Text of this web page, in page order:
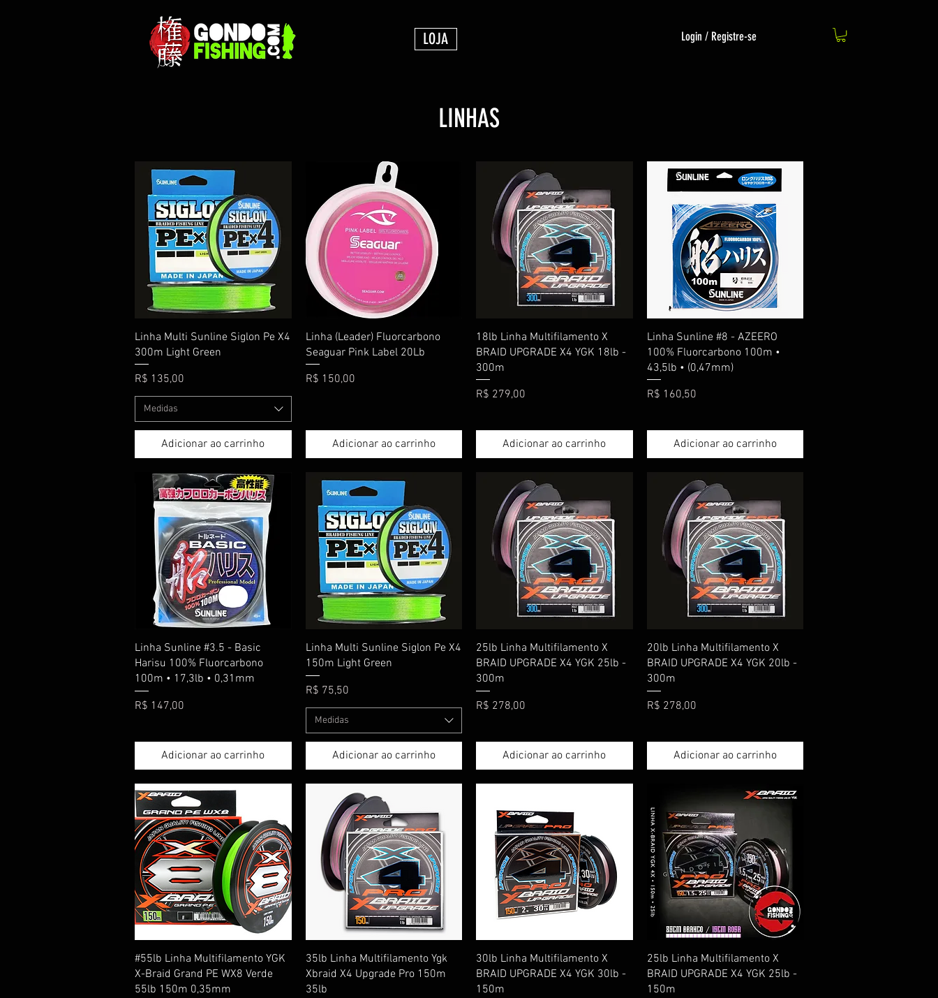
LOJA Login / Registre-se
LINHAS
Visualização rápida
Linha Multi Sunline Siglon Pe X4
300m Light Green
Preço
R$ 135,00
Medidas
Adicionar ao carrinho
Visualização rápida
Linha (Leader) Fluorcarbono
Seaguar Pink Label 20Lb
Preço
R$ 150,00
Adicionar ao carrinho
Visualização rápida
18lb Linha Multifilamento X
BRAID UPGRADE X4 YGK 18lb -
300m
Preço
R$ 279,00
Adicionar ao carrinho
Visualização rápida
Linha Sunline #8 - AZEERO
100% Fluorcarbono 100m •
43,5lb • (0,47mm)
Preço
R$ 160,50
Adicionar ao carrinho
Visualização rápida
Linha Sunline #3.5 - Basic
Harisu 100% Fluorcarbono
100m • 17,3lb • 0,31mm
Preço
R$ 147,00
Adicionar ao carrinho
Visualização rápida
Linha Multi Sunline Siglon Pe X4
150m Light Green
Preço
R$ 75,50
Medidas
Adicionar ao carrinho
Visualização rápida
25lb Linha Multifilamento X
BRAID UPGRADE X4 YGK 25lb -
300m
Preço
R$ 278,00
Adicionar ao carrinho
Visualização rápida
20lb Linha Multifilamento X
BRAID UPGRADE X4 YGK 20lb -
300m
Preço
R$ 278,00
Adicionar ao carrinho
Visualização rápida
#55lb Linha Multifilamento YGK
X-Braid Grand PE WX8 Verde
55lb 150m 0,35mm
Visualização rápida
35lb Linha Multifilamento Ygk
Xbraid X4 Upgrade Pro 150m
35lb
Visualização rápida
30lb Linha Multifilamento X
BRAID UPGRADE X4 YGK 30lb -
150m
Visualização rápida
25lb Linha Multifilamento X
BRAID UPGRADE X4 YGK 25lb -
150m